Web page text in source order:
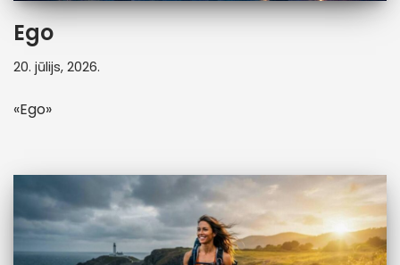
Ego
20. jūlijs, 2026.
«Ego»